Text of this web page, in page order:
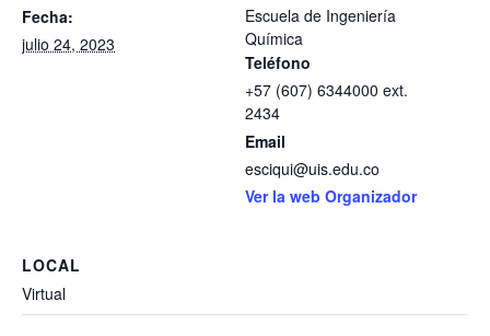
Fecha:
julio 24, 2023
Escuela de Ingeniería
Química
Teléfono
+57 (607) 6344000 ext.
2434
Email
esciqui@uis.edu.co
Ver la web Organizador
LOCAL
Virtual